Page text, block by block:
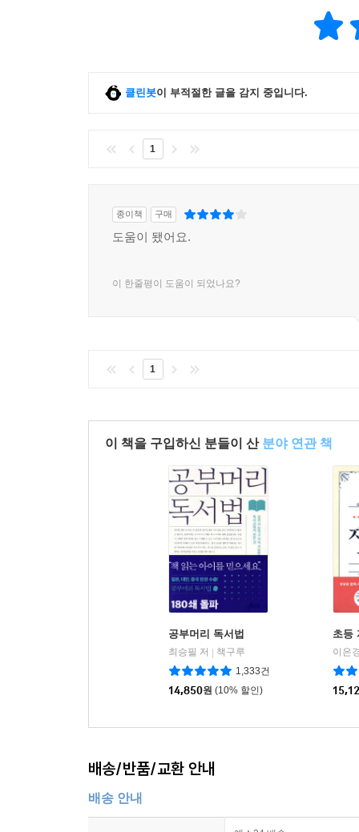
클린봇이 부적절한 글을 감지 중입니다.
1
종이책 구매
도움이 됐어요.
이 한줄평이 도움이 되었나요?
1
이 책을 구입하신 분들이 산 분야 연관 책
공부머리 독서법
최승필 저
책구루
1,333건
14,850원 (10% 할인)
초등
이은
배송/반품/교환 안내
배송 안내